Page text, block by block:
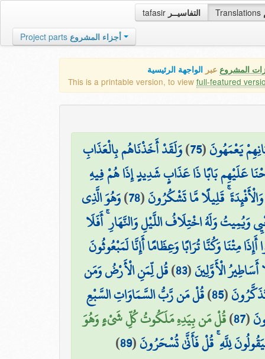
tafasir التفاسيــر Translations
Project parts أجزاء المشروع
المشروع عبر الواجهة الرئيسية
This is a printable version, to view full-featured
يَعْمَهُونَ(
75
)وَلَقَدْ أَخَذْنَاهُم بِالْعَذَابِ
عَلَيْهِم بَابًا ذَا عَذَابٍ شَدِيدٍ إِذَا هُمْ فِيهِ
قَلِيلًا مَّا تَشْكُرُونَ(
78
)وَهُوَ الَّذِي
وَيُمِيتُ وَلَهُ اخْتِلَافُ اللَّيْلِ وَالنَّهَارِ ۚ أَفَلَا
أَإِذَا مِتْنَا وَكُنَّا تُرَابًا وَعِظَامًا أَإِنَّا لَمَبْعُوثُونَ
الْأَوَّلِينَ(
83
)قُل لِّمَنِ الْأَرْضُ وَمَن
(
85
)قُلْ مَن رَّبُّ السَّمَاوَاتِ السَّبْعِ
(
87
)قُلْ مَن بِيَدِهِ مَلَكُوتُ كُلِّ شَيْءٍ وَهُوَ
لِلَّهِ ۚ قُلْ فَأَنَّىٰ تُسْحَرُونَ(
89
)